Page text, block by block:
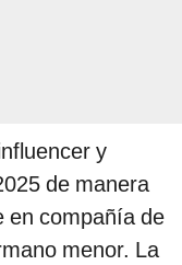
y
de manera
en compañía de
menor. La